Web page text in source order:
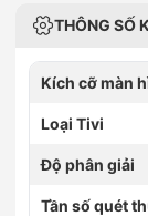
THÔNG SỐ
Kích cỡ màn
Loại Tivi
Độ phân giải
Tần số quét